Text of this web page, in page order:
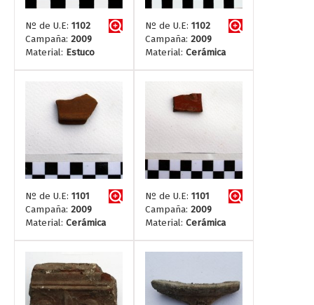
Nº de U.E: 1102
Campaña: 2009
Material: Estuco
Nº de U.E: 1102
Campaña: 2009
Material: Cerámica
Nº de U.E: 1101
Campaña: 2009
Material: Cerámica
Nº de U.E: 1101
Campaña: 2009
Material: Cerámica